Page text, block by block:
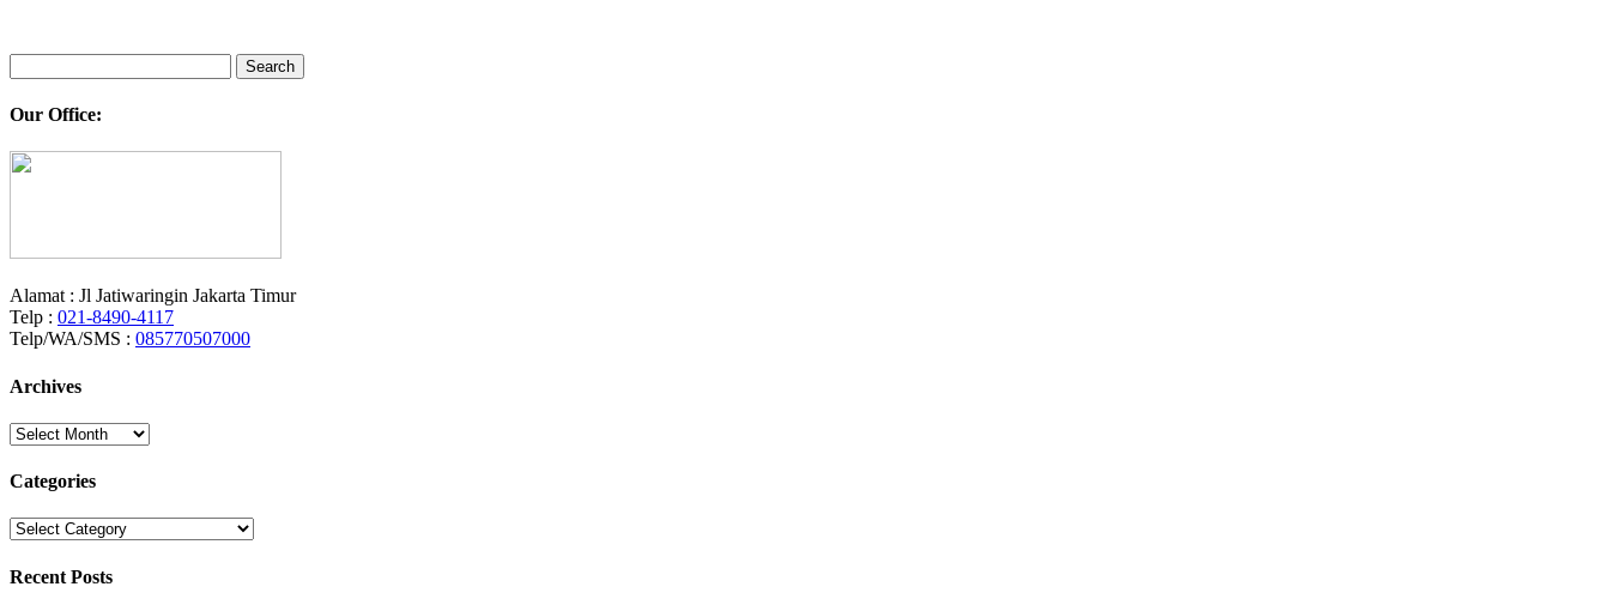
for:
Our Office:
Alamat : Jl Jatiwaringin Jakarta Timur
Telp : 021-8490-4117
Telp/WA/SMS : 085770507000
Archives
Archives
Categories
Categories
Recent Posts